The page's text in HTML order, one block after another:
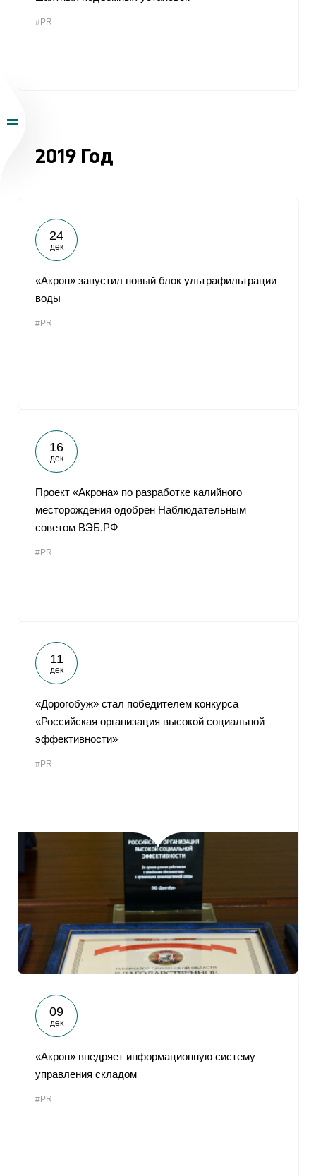
#PR
2019 Год
24
дек
«Акрон» запустил новый блок ультрафильтрации
воды
#PR
16
дек
Проект «Акрона» по разработке калийного
месторождения одобрен Наблюдательным
советом ВЭБ.РФ
#PR
11
дек
«Дорогобуж» стал победителем конкурса
«Российская организация высокой социальной
эффективности»
#PR
09
дек
«Акрон» внедряет информационную систему
управления складом
#PR